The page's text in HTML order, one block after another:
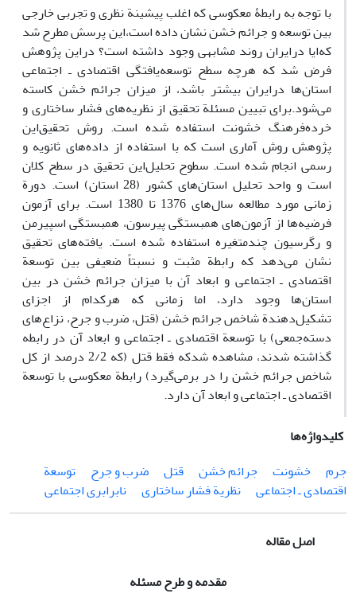
با توجه به رابطۀ معکوسی که اغلب پیشینة نظری و تجربی خارجی
بین توسعه و جرائم خشن نشان داده است،‌این پرسش مطرح شد
که‌ایا در‌ایران روند مشابهی وجود داشته است؟ در‌این پژوهش
فرض شد که هرچه سطح توسعه‌یافتگی اقتصادی ـ اجتماعی
استان‌ها در‌ایران بیشتر باشد، از میزان جرائم خشن کاسته
می‌شود.برای تبیین مسئلة تحقیق از نظریه‌های فشار ساختاری و
خرده‌فرهنگ خشونت استفاده شده است. روش تحقیق‌این
پژوهش روش آماری است که با استفاده از داده‌های ثانویه و
رسمی انجام شده است. سطوح تحلیل‌این تحقیق در سطح کلان
است و واحد تحلیل استان‌های کشور (28 استان) است. دورة
زمانی مورد مطالعه سال‌های 1376 تا 1380 است. برای آزمون
فرضیه‌ها از آزمون‌های همبستگی پیرسون، همبستگی اسپیرمن
و رگرسیون چندمتغیره استفاده شده است. یافته‌های تحقیق
نشان می‌دهد که رابطة مثبت و نسبتاً ضعیفی بین توسعة
اقتصادی ـ اجتماعی و ابعاد آن با میزان جرائم خشن در بین
استان‌ها وجود دارد، اما زمانی که هرکدام از اجزای
تشکیل‌دهندة شاخص جرائم خشن (قتل، ضرب و جرح، نزاع‌های
دسته‌جمعی) با توسعة اقتصادی ـ اجتماعی و ابعاد آن در رابطه
گذاشته شدند، مشاهده شدکه فقط قتل (که 2/2 درصد از کل
شاخص جرائم خشن را در برمی‌گیرد) رابطة معکوسی با توسعة
اقتصادی ـ اجتماعی و ابعاد آن دارد.
کلیدواژه‌ها
جرم
خشونت جرائم خشن قتل ضرب و جرح
توسعة
اقتصادی ـ اجتماعی
نظریة فشار ساختاری نابرابری اجتماعی
اصل مقاله
مقدمه و طرح مسئله